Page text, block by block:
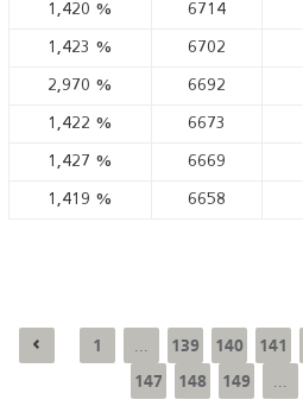
1,420 % 6714
1,423 % 6702
2,970 % 6692
1,422 % 6673
1,427 % 6669
1,419 % 6658
1 139 140 141
147
148 149